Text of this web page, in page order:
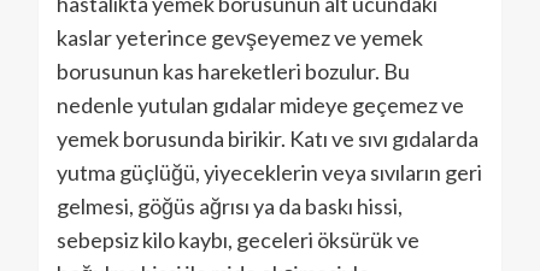
kaslar yeterince gevşeyemez ve yemek
borusunun kas hareketleri bozulur. Bu
nedenle yutulan gıdalar mideye geçemez ve
yemek borusunda birikir. Katı ve sıvı gıdalarda
yutma güçlüğü, yiyeceklerin veya sıvıların geri
gelmesi, göğüs ağrısı ya da baskı hissi,
sebepsiz kilo kaybı, geceleri öksürük ve